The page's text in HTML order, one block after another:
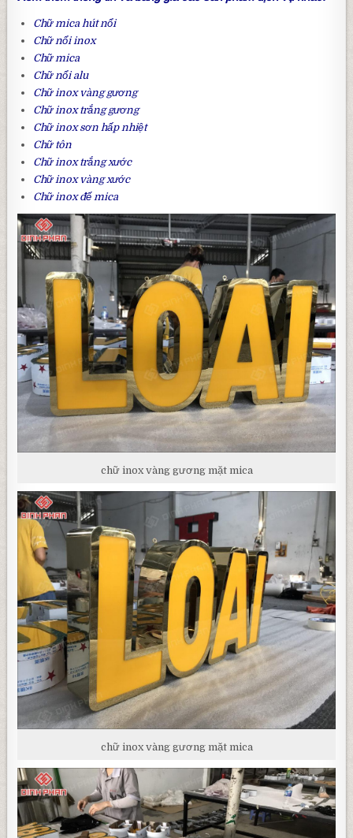
Chữ mica hút nổi
Chữ nổi inox
Chữ mica
Chữ nổi alu
Chữ inox vàng gương
Chữ inox trắng gương
Chữ inox sơn hấp nhiệt
Chữ tôn
Chữ inox trắng xước
Chữ inox vàng xước
Chữ inox đế mica
chữ inox vàng gương mặt mica
chữ inox vàng gương mặt mica